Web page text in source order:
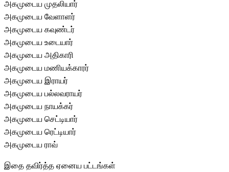
அகமுடைய முதலியார்
அகமுடைய வேளாளர்
அகமுடைய கவுண்டர்
அகமுடைய உடையார்
அகமுடைய அதிகாரி
அகமுடைய மணியக்காரர்
அகமுடைய இராயர்
அகமுடைய பல்லவராயர்
அகமுடைய நாயக்கர்
அகமுடைய செட்டியார்
அகமுடைய ரெட்டியார்
அகமுடைய ராவ்
இதை தவிர்த்த ஏனைய பட்டங்கள்